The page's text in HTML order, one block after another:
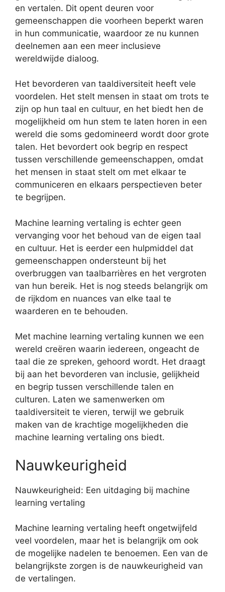
en vertalen. Dit opent deuren voor
gemeenschappen die voorheen beperkt waren
in hun communicatie, waardoor ze nu kunnen
deelnemen aan een meer inclusieve
wereldwijde dialoog.
Het bevorderen van taaldiversiteit heeft vele
voordelen. Het stelt mensen in staat om trots te
zijn op hun taal en cultuur, en het biedt hen de
mogelijkheid om hun stem te laten horen in een
wereld die soms gedomineerd wordt door grote
talen. Het bevordert ook begrip en respect
tussen verschillende gemeenschappen, omdat
het mensen in staat stelt om met elkaar te
communiceren en elkaars perspectieven beter
te begrijpen.
Machine learning vertaling is echter geen
vervanging voor het behoud van de eigen taal
en cultuur. Het is eerder een hulpmiddel dat
gemeenschappen ondersteunt bij het
overbruggen van taalbarrières en het vergroten
van hun bereik. Het is nog steeds belangrijk om
de rijkdom en nuances van elke taal te
waarderen en te behouden.
Met machine learning vertaling kunnen we een
wereld creëren waarin iedereen, ongeacht de
taal die ze spreken, gehoord wordt. Het draagt
bij aan het bevorderen van inclusie, gelijkheid
en begrip tussen verschillende talen en
culturen. Laten we samenwerken om
taaldiversiteit te vieren, terwijl we gebruik
maken van de krachtige mogelijkheden die
machine learning vertaling ons biedt.
Nauwkeurigheid
Nauwkeurigheid: Een uitdaging bij machine
learning vertaling
Machine learning vertaling heeft ongetwijfeld
veel voordelen, maar het is belangrijk om ook
de mogelijke nadelen te benoemen. Een van de
belangrijkste zorgen is de nauwkeurigheid van
de vertalingen.